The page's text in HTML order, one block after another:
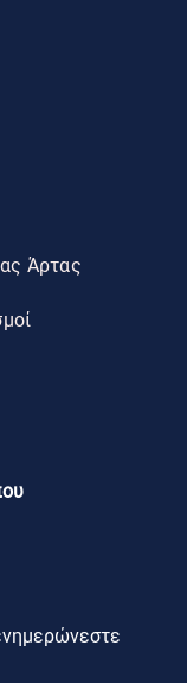
Άρτας